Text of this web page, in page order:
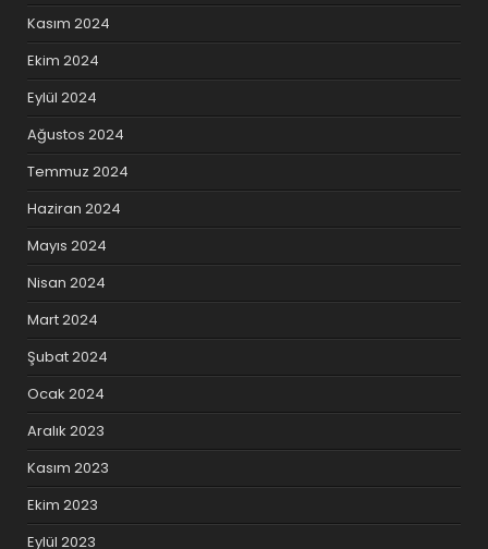
Kasım 2024
Ekim 2024
Eylül 2024
Ağustos 2024
Temmuz 2024
Haziran 2024
Mayıs 2024
Nisan 2024
Mart 2024
Şubat 2024
Ocak 2024
Aralık 2023
Kasım 2023
Ekim 2023
Eylül 2023